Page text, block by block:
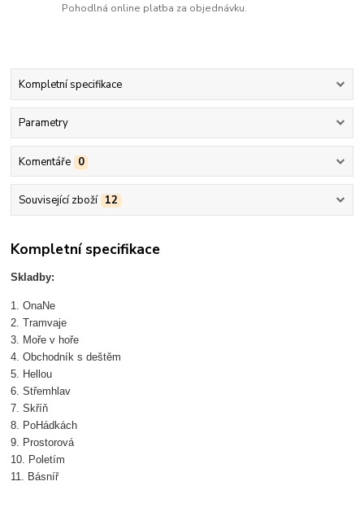
Pohodlná online platba za objednávku.
Kompletní specifikace
Parametry
Komentáře 0
Související zboží 12
Kompletní specifikace
Skladby:
1. OnaNe
2. Tramvaje
3. Moře v hoře
4. Obchodník s deštěm
5. Hellou
6. Střemhlav
7. Skříň
8. PoHádkách
9. Prostorová
10. Poletím
11. Básníř